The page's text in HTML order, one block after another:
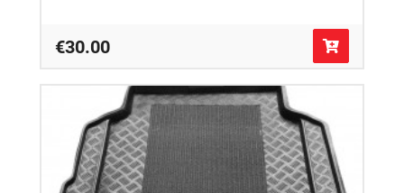
€30.00